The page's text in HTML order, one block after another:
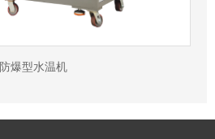
防爆型水温机